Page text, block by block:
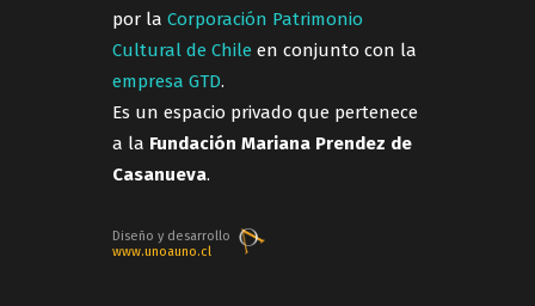
por la Corporación Patrimonio
Cultural de Chile en conjunto con la
empresa GTD.
Es un espacio privado que pertenece
a la Fundación Mariana Prendez de
Casanueva.
Diseño y desarrollo
www.unoauno.cl